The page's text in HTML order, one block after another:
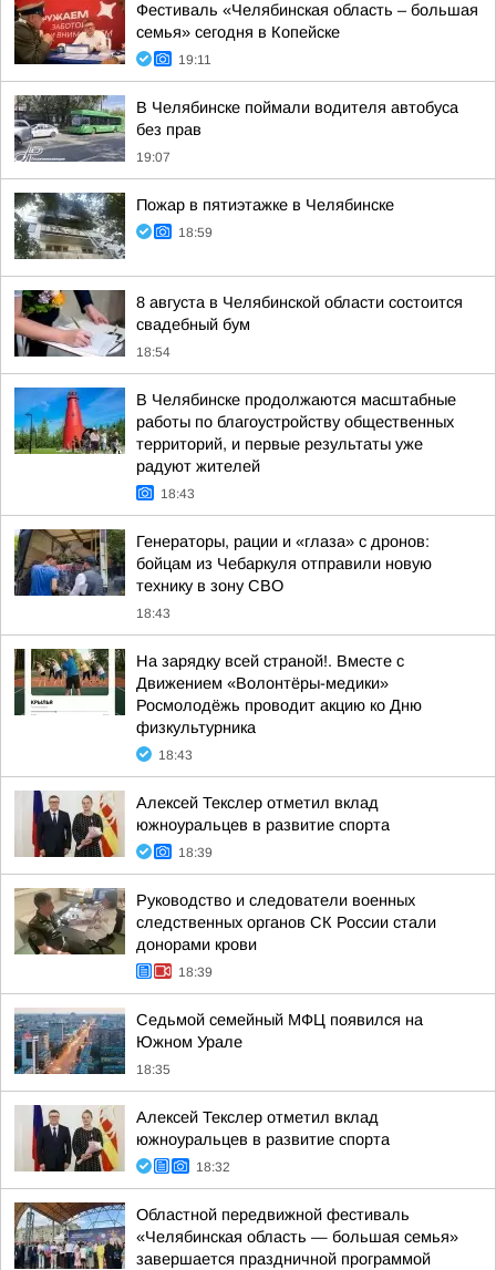
Фестиваль «Челябинская область – большая
семья» сегодня в Копейске
19:11
В Челябинске поймали водителя автобуса
без прав
19:07
Пожар в пятиэтажке в Челябинске
18:59
8 августа в Челябинской области состоится
свадебный бум
18:54
В Челябинске продолжаются масштабные
работы по благоустройству общественных
территорий, и первые результаты уже
радуют жителей
18:43
Генераторы, рации и «глаза» с дронов:
бойцам из Чебаркуля отправили новую
технику в зону СВО
18:43
На зарядку всей страной!. Вместе с
Движением «Волонтёры-медики»
Росмолодёжь проводит акцию ко Дню
физкультурника
18:43
Алексей Текслер отметил вклад
южноуральцев в развитие спорта
18:39
Руководство и следователи военных
следственных органов СК России стали
донорами крови
18:39
Седьмой семейный МФЦ появился на
Южном Урале
18:35
Алексей Текслер отметил вклад
южноуральцев в развитие спорта
18:32
Областной передвижной фестиваль
«Челябинская область — большая семья»
завершается праздничной программой